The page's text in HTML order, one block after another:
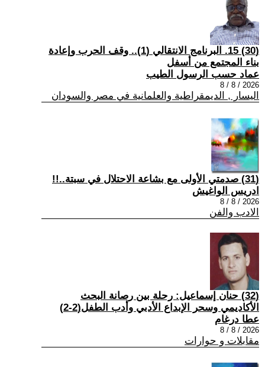
(30) 15. البرنامج الانتقالي (1).. وقف الحرب وإعادة
بناء المجتمع من أسفل
عماد حسب الرسول الطيب
2026 / 8 / 8
اليسار , الديمقراطية والعلمانية في مصر والسودان
(31) صدمتي الأولى مع بشاعة الاحتلال في سبتة..!!
ادريس الواغيش
2026 / 8 / 8
الادب والفن
(32) حنان إسماعيل: رحلة بين رصانة البحث
الأكاديمي وسحر الإبداع الأدبي وأدب الطفل(2-2)
عطا درغام
2026 / 8 / 8
مقابلات و حوارات